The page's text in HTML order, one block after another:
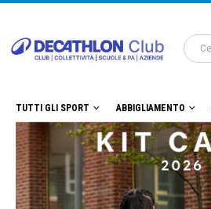
TUTTI GLI SPORT ABBIGLIAMENTO